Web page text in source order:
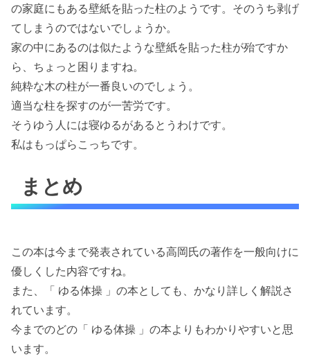
の家庭にもある壁紙を貼った柱のようです。そのうち剥げ
てしまうのではないでしょうか。
家の中にあるのは似たような壁紙を貼った柱が殆ですか
ら、ちょっと困りますね。
純粋な木の柱が一番良いのでしょう。
適当な柱を探すのが一苦労です。
そうゆう人には寝ゆるがあるとうわけです。
私はもっぱらこっちです。
まとめ
この本は今まで発表されている高岡氏の著作を一般向けに
優しくした内容ですね。
また、「 ゆる体操 」の本としても、かなり詳しく解説さ
れています。
今までのどの「 ゆる体操 」の本よりもわかりやすいと思
います。